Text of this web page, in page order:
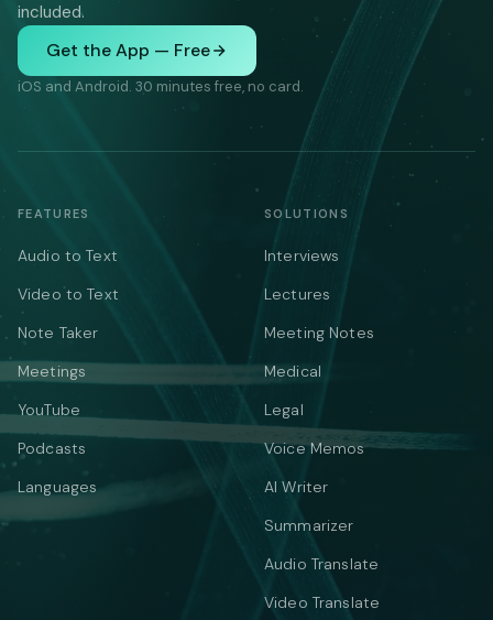
included.
Get the App — Free
iOS and Android. 30 minutes free, no card.
FEATURES
Audio to Text
Video to Text
Note Taker
Meetings
YouTube
Podcasts
Languages
SOLUTIONS
Interviews
Lectures
Meeting Notes
Medical
Legal
Voice Memos
AI Writer
Summarizer
Audio Translate
Video Translate